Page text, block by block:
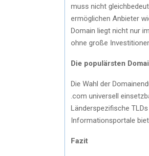
muss nicht
ermöglichen Anbieter
Domain liegt nicht nur
ohne große
Die populärsten
Die Wahl der
.com universell
Länderspezifische
Informationsportale
Fazit